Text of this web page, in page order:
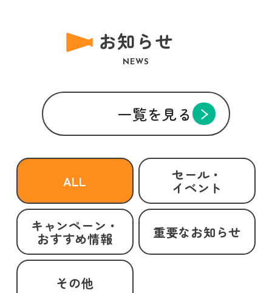
お知らせ
NEWS
一覧を見る
ALL セール・
イベント
キャンペーン・
おすすめ情報 重要なお知らせ
その他